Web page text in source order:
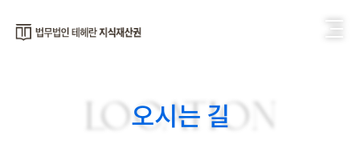
LOCATION
오시는 길